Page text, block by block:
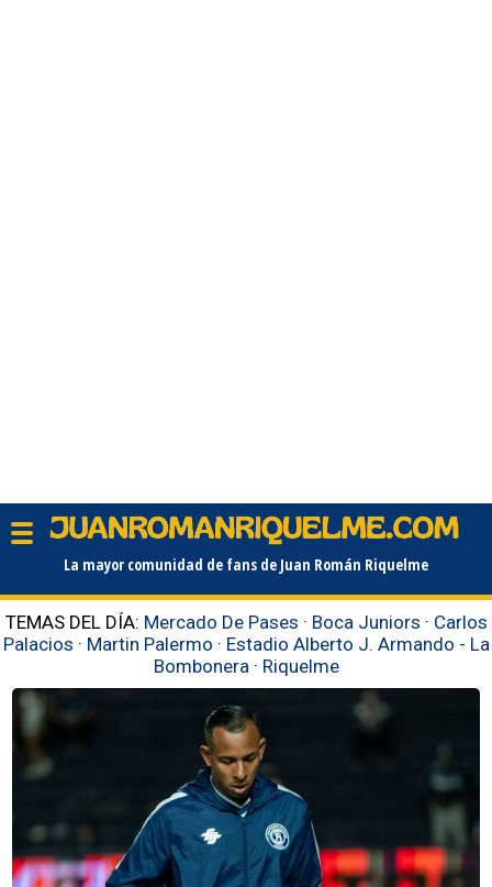
La mayor comunidad de fans de Juan Román Riquelme
TEMAS DEL DÍA: Mercado De Pases · Boca Juniors · Carlos
Palacios · Martin Palermo · Estadio Alberto J. Armando - La
Bombonera · Riquelme